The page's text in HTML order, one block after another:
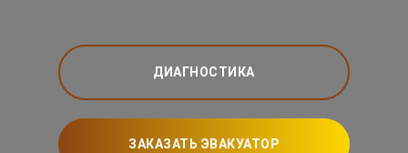
ДИАГНОСТИКА
ЗАКАЗАТЬ ЭВАКУАТОР